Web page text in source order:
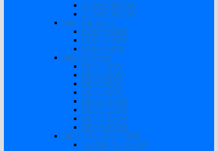
ZUMAX 6200W
ZUMAX 6600W
Biến Tần Bơm
BƠM 5500W
BƠM 7500W
BƠM 15KW
Biến tần Deye
DEYE 3KW
DEYE 5KW
DEYE 6KW
DEYE 8KW
DEYE 10KW
DEYE 12KW
DEYE 16KW
DEYE 20KW
BIẾN TẦN TECHFINE
TECHFINE 1200W